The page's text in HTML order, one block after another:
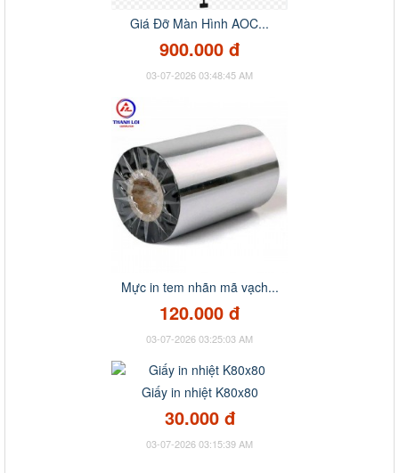
Giá Đỡ Màn Hình AOC...
900.000 đ
03-07-2026 03:48:45 AM
Mực in tem nhãn mã vạch...
120.000 đ
03-07-2026 03:25:03 AM
Giấy in nhiệt K80x80
30.000 đ
03-07-2026 03:15:39 AM